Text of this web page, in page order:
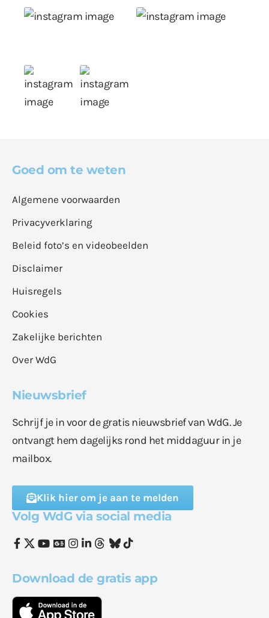
Goed om te weten
Algemene voorwaarden
Privacyverklaring
Beleid foto’s en videobeelden
Disclaimer
Huisregels
Cookies
Zakelijke berichten
Over WdG
Nieuwsbrief
Schrijf je in voor de gratis nieuwsbrief van WdG. Je
ontvangt hem dagelijks rond het middaguur in je
mailbox.
Klik hier om je aan te melden
Volg WdG via social media
Download de gratis app